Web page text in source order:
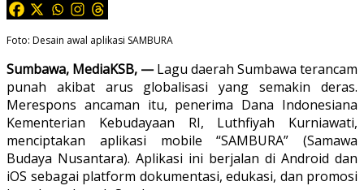
Foto: Desain awal aplikasi SAMBURA
Sumbawa, MediaKSB, —Lagu daerah Sumbawa terancam
punah akibat arus globalisasi yang semakin deras.
Merespons ancaman itu, penerima Dana Indonesiana
Kementerian Kebudayaan RI, Luthfiyah Kurniawati,
menciptakan aplikasi mobile “SAMBURA” (Samawa
Budaya Nusantara). Aplikasi ini berjalan di Android dan
iOS sebagai platform dokumentasi, edukasi, dan promosi